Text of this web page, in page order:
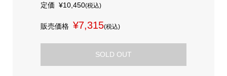
定価 ¥10,450(税込)
販売価格 ¥7,315(税込)
SOLD OUT